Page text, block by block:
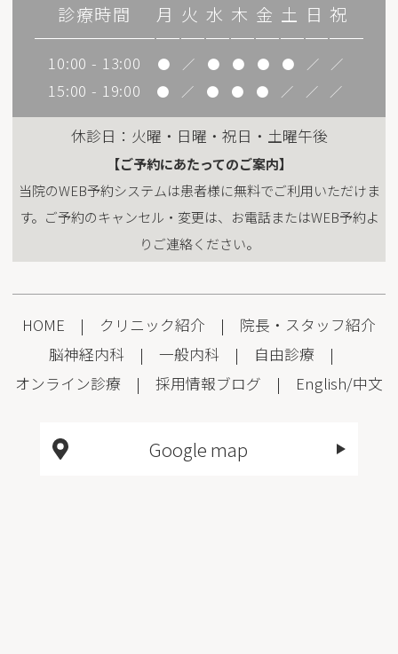
診療時間 月 火 水 木 金 土 日 祝
10:00 - 13:00 ● ／ ● ● ● ● ／ ／
15:00 - 19:00 ● ／ ● ● ● ／ ／ ／
休診日：火曜・日曜・祝日・土曜午後
【ご予約にあたってのご案内】
当院のWEB予約システムは患者様に無料でご利用いただけま
す。ご予約のキャンセル・変更は、お電話またはWEB予約よ
りご連絡ください。
HOME | クリニック紹介 | 院長・スタッフ紹介
脳神経内科 | 一般内科 | 自由診療 |
オンライン診療 | 採用情報ブログ | English/中文
Google map